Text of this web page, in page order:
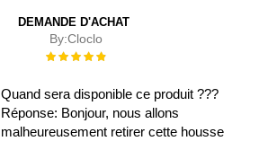
DEMANDE D'ACHAT
By:Cloclo
Évaluation :
Quand sera disponible ce produit ???
Réponse: Bonjour, nous allons
malheureusement retirer cette housse